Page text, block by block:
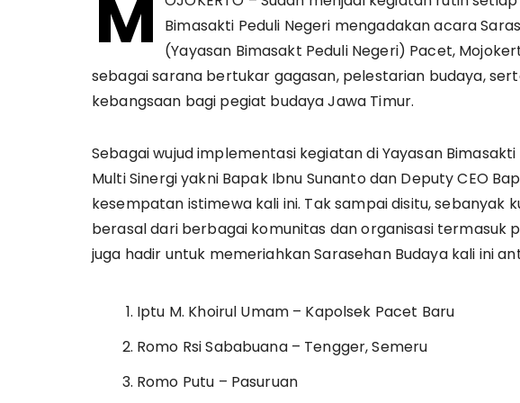
Bimasakti Peduli Negeri mengadakan acara
(Yayasan Bimasakt Peduli Negeri) Pacet,
sebagai sarana bertukar gagasan, pelestarian budaya,
kebangsaan bagi pegiat budaya Jawa Timur.
Sebagai wujud implementasi kegiatan di Yayasan Bimasakti
Multi Sinergi yakni Bapak Ibnu Sunanto dan Deputy CEO
kesempatan istimewa kali ini. Tak sampai disitu, sebanyak
berasal dari berbagai komunitas dan organisasi termasuk
juga hadir untuk memeriahkan Sarasehan Budaya kali ini
Iptu M. Khoirul Umam – Kapolsek Pacet Baru
Romo Rsi Sababuana – Tengger, Semeru
Romo Putu – Pasuruan